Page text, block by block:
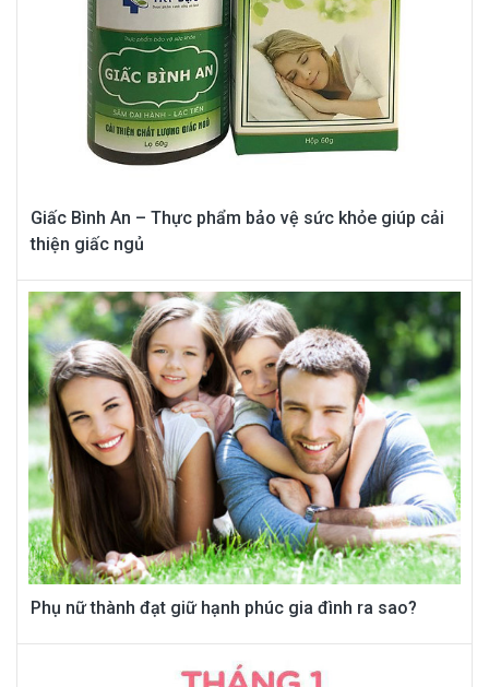
Giấc Bình An – Thực phẩm bảo vệ sức khỏe giúp cải
thiện giấc ngủ
Phụ nữ thành đạt giữ hạnh phúc gia đình ra sao?